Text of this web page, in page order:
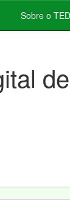
Sobre o